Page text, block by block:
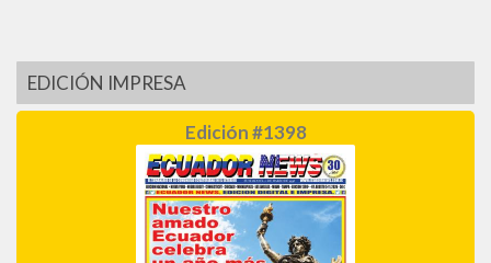
EDICIÓN IMPRESA
Edición #1398